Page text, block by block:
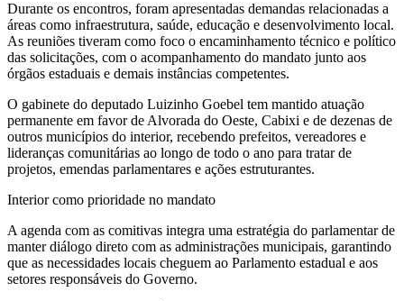
Durante os encontros, foram apresentadas demandas relacionadas a
áreas como infraestrutura, saúde, educação e desenvolvimento local.
As reuniões tiveram como foco o encaminhamento técnico e político
das solicitações, com o acompanhamento do mandato junto aos
órgãos estaduais e demais instâncias competentes.
O gabinete do deputado Luizinho Goebel tem mantido atuação
permanente em favor de Alvorada do Oeste, Cabixi e de dezenas de
outros municípios do interior, recebendo prefeitos, vereadores e
lideranças comunitárias ao longo de todo o ano para tratar de
projetos, emendas parlamentares e ações estruturantes.
Interior como prioridade no mandato
A agenda com as comitivas integra uma estratégia do parlamentar de
manter diálogo direto com as administrações municipais, garantindo
que as necessidades locais cheguem ao Parlamento estadual e aos
setores responsáveis do Governo.